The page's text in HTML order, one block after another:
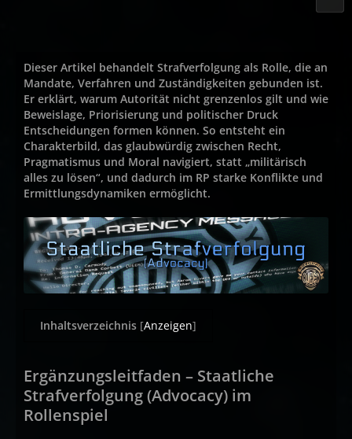
Dieser Artikel behandelt Strafverfolgung als Rolle, die an
Mandate, Verfahren und Zuständigkeiten gebunden ist.
Er erklärt, warum Autorität nicht grenzenlos gilt und wie
Beweislage, Priorisierung und politischer Druck
Entscheidungen formen können. So entsteht ein
Charakterbild, das glaubwürdig zwischen Recht,
Pragmatismus und Moral navigiert, statt „militärisch
alles zu lösen“, und dadurch im RP starke Konflikte und
Ermittlungsdynamiken ermöglicht.
Inhaltsverzeichnis [Anzeigen]
Ergänzungsleitfaden – Staatliche
Strafverfolgung (Advocacy) im
Rollenspiel